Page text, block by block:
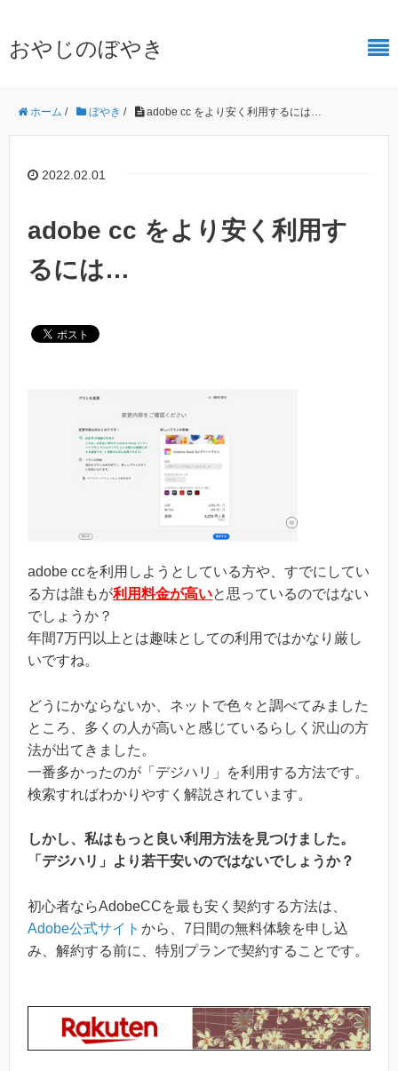
おやじのぼやき
ホーム / ぼやき / adobe cc をより安く利用するには…
2022.02.01
adobe cc をより安く利用す
るには…
adobe ccを利用しようとしている方や、すでにしてい
る方は誰もが利用料金が高いと思っているのではない
でしょうか？
年間7万円以上とは趣味としての利用ではかなり厳し
いですね。
どうにかならないか、ネットで色々と調べてみました
ところ、多くの人が高いと感じているらしく沢山の方
法が出てきました。
一番多かったのが「デジハリ」を利用する方法です。
検索すればわかりやすく解説されています。
しかし、私はもっと良い利用方法を見つけました。
「デジハリ」より若干安いのではないでしょうか？
初心者ならAdobeCCを最も安く契約する方法は、
Adobe公式サイト から、7日間の無料体験を申し込
み、解約する前に、特別プランで契約することです。